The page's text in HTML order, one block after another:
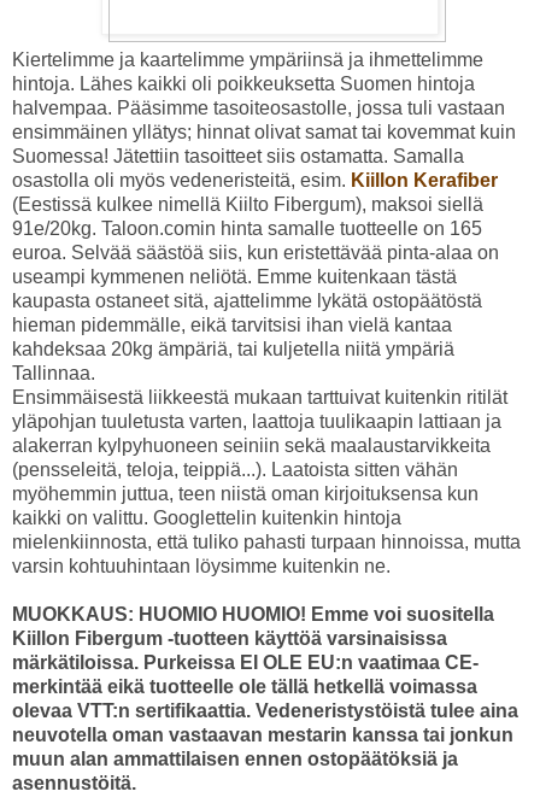
Kiertelimme ja kaartelimme ympäriinsä ja ihmettelimme
hintoja. Lähes kaikki oli poikkeuksetta Suomen hintoja
halvempaa. Pääsimme tasoiteosastolle, jossa tuli vastaan
ensimmäinen yllätys; hinnat olivat samat tai kovemmat kuin
Suomessa! Jätettiin tasoitteet siis ostamatta. Samalla
osastolla oli myös vedeneristeitä, esim. Kiillon Kerafiber
(Eestissä kulkee nimellä Kiilto Fibergum), maksoi siellä
91e/20kg. Taloon.comin hinta samalle tuotteelle on 165
euroa. Selvää säästöä siis, kun eristettävää pinta-alaa on
useampi kymmenen neliötä. Emme kuitenkaan tästä
kaupasta ostaneet sitä, ajattelimme lykätä ostopäätöstä
hieman pidemmälle, eikä tarvitsisi ihan vielä kantaa
kahdeksaa 20kg ämpäriä, tai kuljetella niitä ympäriä
Tallinnaa.
Ensimmäisestä liikkeestä mukaan tarttuivat kuitenkin ritilät
yläpohjan tuuletusta varten, laattoja tuulikaapin lattiaan ja
alakerran kylpyhuoneen seiniin sekä maalaustarvikkeita
(pensseleitä, teloja, teippiä...). Laatoista sitten vähän
myöhemmin juttua, teen niistä oman kirjoituksensa kun
kaikki on valittu. Googlettelin kuitenkin hintoja
mielenkiinnosta, että tuliko pahasti turpaan hinnoissa, mutta
varsin kohtuuhintaan löysimme kuitenkin ne.
MUOKKAUS: HUOMIO HUOMIO! Emme voi suositella
Kiillon Fibergum -tuotteen käyttöä varsinaisissa
märkätiloissa. Purkeissa EI OLE EU:n vaatimaa CE-
merkintää eikä tuotteelle ole tällä hetkellä voimassa
olevaa VTT:n sertifikaattia. Vedeneristystöistä tulee aina
neuvotella oman vastaavan mestarin kanssa tai jonkun
muun alan ammattilaisen ennen ostopäätöksiä ja
asennustöitä.